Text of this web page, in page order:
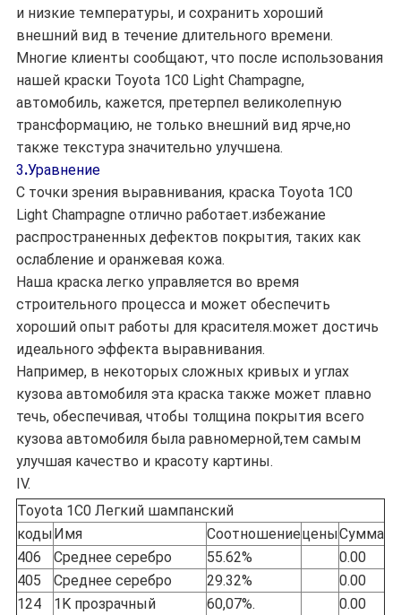
и низкие температуры, и сохранить хороший
внешний вид в течение длительного времени.
Многие клиенты сообщают, что после использования
нашей краски Toyota 1C0 Light Champagne,
автомобиль, кажется, претерпел великолепную
трансформацию, не только внешний вид ярче,но
также текстура значительно улучшена.
3.Уравнение
С точки зрения выравнивания, краска Toyota 1C0
Light Champagne отлично работает.избежание
распространенных дефектов покрытия, таких как
ослабление и оранжевая кожа.
Наша краска легко управляется во время
строительного процесса и может обеспечить
хороший опыт работы для красителя.может достичь
идеального эффекта выравнивания.
Например, в некоторых сложных кривых и углах
кузова автомобиля эта краска также может плавно
течь, обеспечивая, чтобы толщина покрытия всего
кузова автомобиля была равномерной,тем самым
улучшая качество и красоту картины.
IV.
Toyota 1C0 Легкий шампанский
кодыИмя СоотношениеценыСумма
406
Среднее серебро 55.62%
0.00
405
Среднее серебро 29.32%
0.00
124
1K прозрачный
60,07%. 0.00